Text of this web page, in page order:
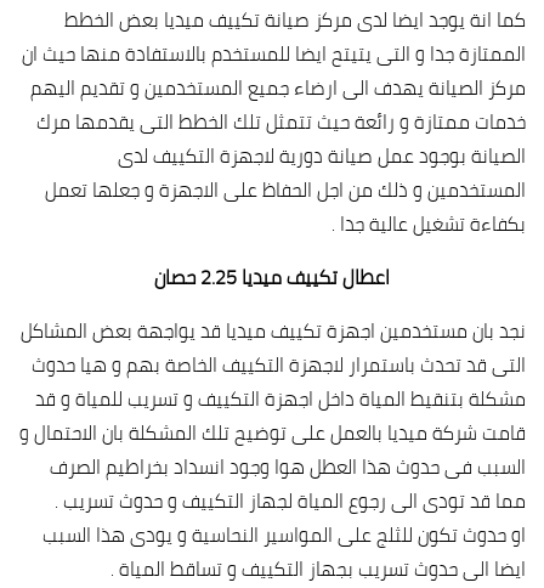
كما انة يوجد ايضا لدى مركز صيانة تكييف ميديا بعض الخطط
الممتازة جدا و التى يتيتح ايضا للمستخدم بالاستفادة منها حيث ان
مركز الصيانة يهدف الى ارضاء جميع المستخدمين و تقديم اليهم
خدمات ممتازة و رائعة حيث تتمثل تلك الخطط التى يقدمها مرك
الصيانة بوجود عمل صيانة دورية لاجهزة التكييف لدى
المستخدمين و ذلك من اجل الحفاظ على الاجهزة و جعلها تعمل
بكفاءة تشغيل عالية جدا .
اعطال تكييف ميديا 2.25 حصان
نجد بان مستخدمين اجهزة تكييف ميديا قد يواجهة بعض المشاكل
التى قد تحدث باستمرار لاجهزة التكييف الخاصة بهم و هيا حدوث
مشكلة بتنقيط المياة داخل اجهزة التكييف و تسريب للمياة و قد
قامت شركة ميديا بالعمل على توضيح تلك المشكلة بان الاحتمال و
السبب فى حدوث هذا العطل هوا وجود انسداد بخراطيم الصرف
مما قد تودى الى رجوع المياة لجهاز التكييف و حدوث تسريب .
او حدوث تكون للثلج على المواسير النحاسية و يودى هذا السبب
ايضا الى حدوث تسريب بجهاز التكييف و تساقط المياة .